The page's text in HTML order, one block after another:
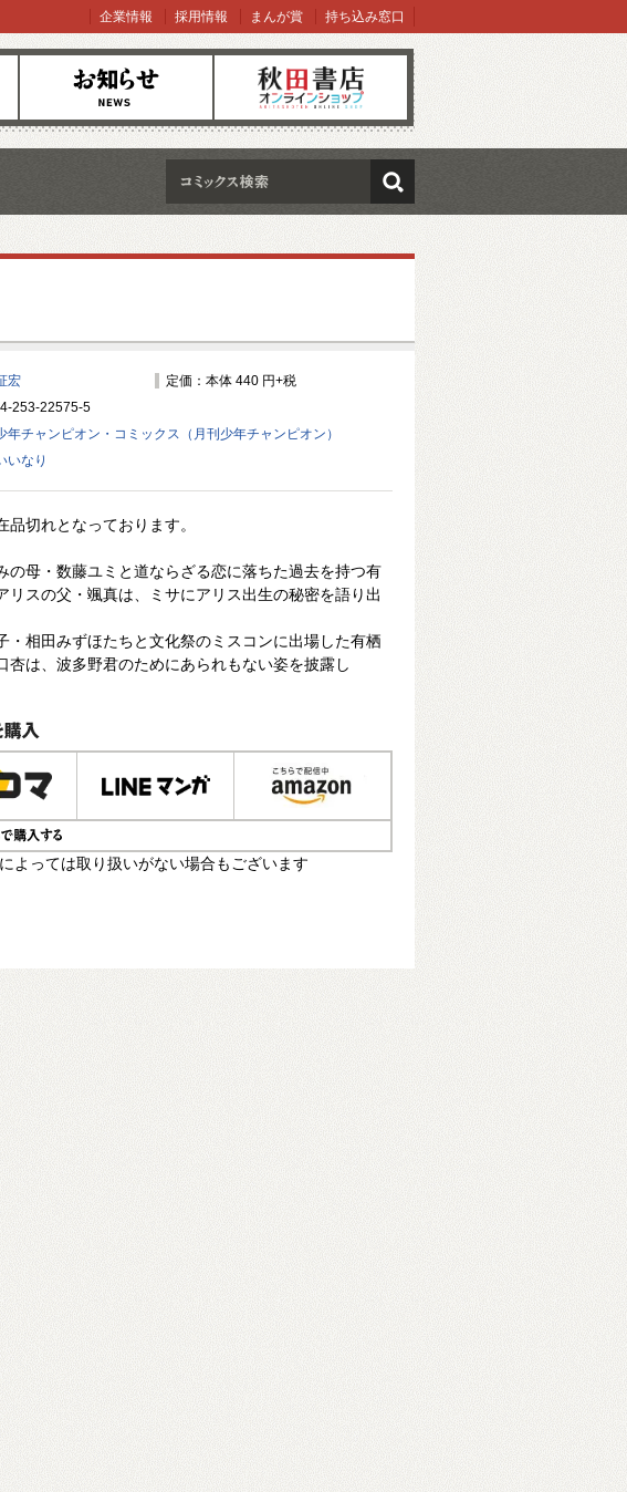
お知らせ オンラインショップ
企業情報 採用情報 まんが賞 持ち込み窓口
検索
宏
定価：本体 440 円+税
253-22575-5
年チャンピオン・コミックス（月刊少年チャンピオン）
いなり
品切れとなっております。
の母・数藤ユミと道ならざる恋に落ちた過去を持つ有
リスの父・颯真は、ミサにアリス出生の秘密を語り出
・相田みずほたちと文化祭のミスコンに出場した有栖
杏は、波多野君のためにあられもない姿を披露し
よっては取り扱いがない場合もございます